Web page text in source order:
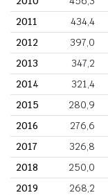
2011
434,4
2012
397,0
2013
347,2
2014
321,4
2015
280,9
2016
276,6
2017
326,8
2018
250,0
2019
268,2